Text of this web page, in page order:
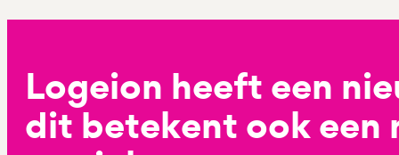
Logeion heeft een
dit betekent ook een